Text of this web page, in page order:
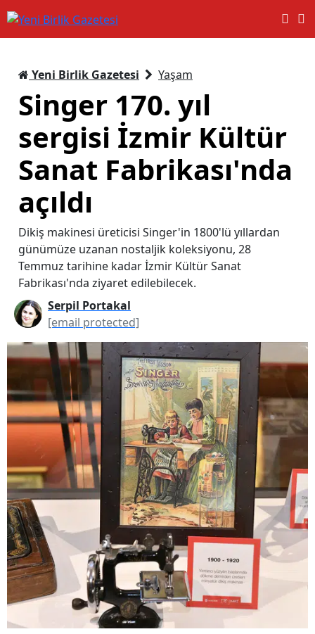
Yeni Birlik Gazetesi Yaşam
Singer 170. yıl
sergisi İzmir Kültür
Sanat Fabrikası'nda
açıldı
Dikiş makinesi üreticisi Singer'in 1800'lü yıllardan
günümüze uzanan nostaljik koleksiyonu, 28
Temmuz tarihine kadar İzmir Kültür Sanat
Fabrikası'nda ziyaret edilebilecek.
Serpil Portakal
[email protected]